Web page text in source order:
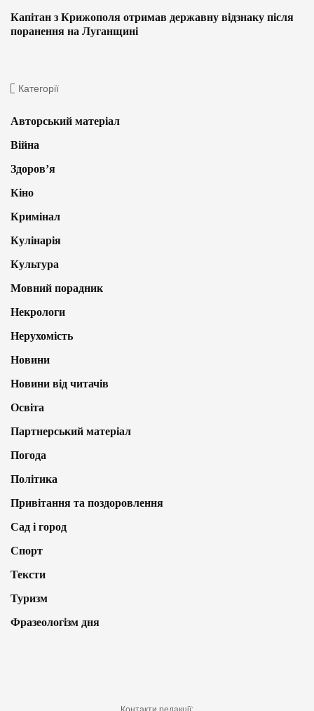
Капітан з Крижополя отримав державну відзнаку після
поранення на Луганщині
Категорії
Авторський матеріал
Війна
Здоров’я
Кіно
Кримінал
Кулінарія
Культура
Мовний порадник
Некрологи
Нерухомість
Новини
Новини від читачів
Освіта
Партнерський матеріал
Погода
Політика
Привітання та поздоровлення
Сад і город
Спорт
Тексти
Туризм
Фразеологізм дня